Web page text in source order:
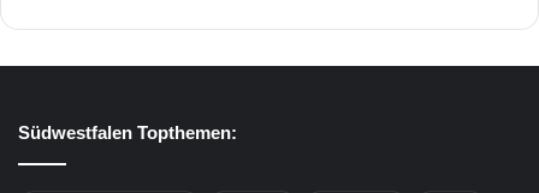
Südwestfalen Topthemen: